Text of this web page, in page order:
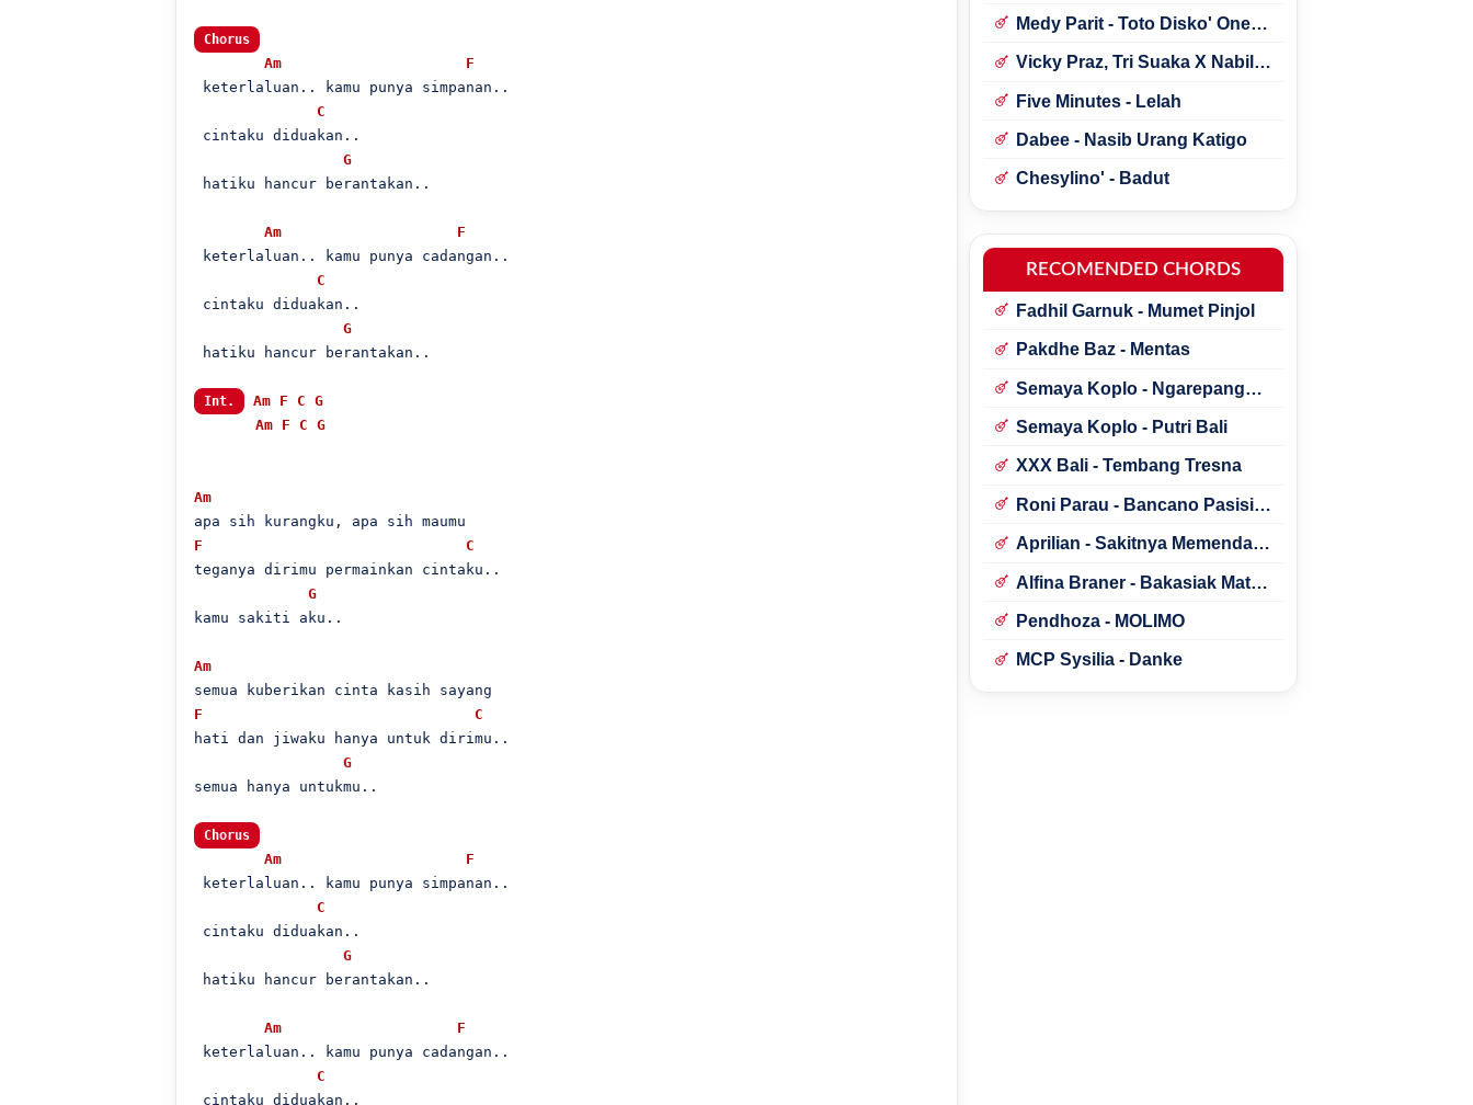
Chorus
Am
F
keterlaluan.. kamu punya simpanan..
C
cintaku diduakan..
G
hatiku hancur berantakan..
Am
F
keterlaluan.. kamu punya cadangan..
C
cintaku diduakan..
G
hatiku hancur berantakan..
Int. Am F C G
Am F C G
Am
F
C
teganya dirimu permainkan cintaku..
G
kamu sakiti aku..
Am
F
C
hati dan jiwaku hanya untuk dirimu..
G
semua hanya untukmu..
Chorus
Am
F
keterlaluan.. kamu punya simpanan..
C
cintaku diduakan..
G
hatiku hancur berantakan..
Am
F
keterlaluan.. kamu punya cadangan..
C
cintaku diduakan..
Medy Parit - Toto Disko' One
Vicky Praz, Tri Suaka X Nabila
Five Minutes - Lelah
Dabee - Nasib Urang Katigo
Chesylino' - Badut
RECOMENDED CHORDS
Fadhil Garnuk - Mumet Pinjol
Pakdhe Baz - Mentas
Semaya Koplo - Ngarepang
Semaya Koplo - Putri Bali
XXX Bali - Tembang Tresna
Roni Parau - Bancano Pasisia
Aprilian - Sakitnya Memendam
Alfina Braner - Bakasiak Mato
Pendhoza - MOLIMO
MCP Sysilia - Danke